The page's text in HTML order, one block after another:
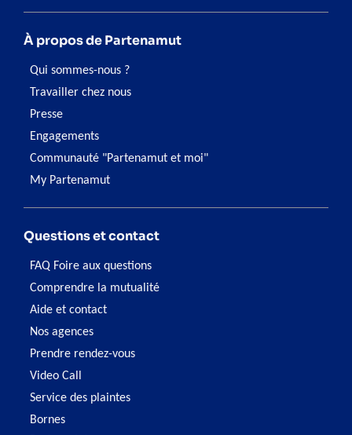
À propos de Partenamut
Qui sommes-nous ?
Travailler chez nous
Presse
Engagements
Communauté "Partenamut et moi"
My Partenamut
Questions et contact
FAQ Foire aux questions
Comprendre la mutualité
Aide et contact
Nos agences
Prendre rendez-vous
Video Call
Service des plaintes
Bornes